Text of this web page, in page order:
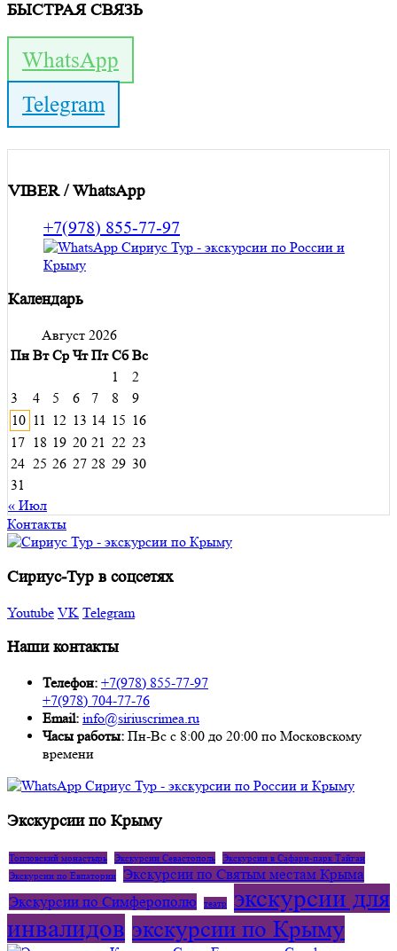
БЫСТРАЯ СВЯЗЬ
WhatsApp
Telegram
VIBER / WhatsApp
+7(978) 855-77-97
Календарь
Август 2026
Пн Вт Ср Чт Пт Сб Вс
1
2
3
4 5 6 7 8
9
10 11 12 13 14 15 16
17 18 19 20 21 22 23
24 25 26 27 28 29 30
31
« Июл
Контакты
Сириус-Тур в соцсетях
Youtube VK Telegram
Наши контакты
Телефон: +7(978) 855-77-97
+7(978) 704-77-76
Email: info@siriuscrimea.ru
Часы работы: Пн-Вс с 8:00 до 20:00 по Московскому
времени ​​​​​​​​​​​​​​
Экскурсии по Крыму
Топловский монастырь Экскурсии Севастополь Экскурсии в Сафари-парк Тайган
Экскурсии по Евпатории Экскурсии по Святым местам Крыма
Экскурсии по Симферополю
театр
экскурсии для
инвалидов экскурсии по Крыму